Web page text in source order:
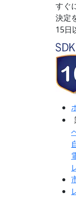
すぐ
決定
15日